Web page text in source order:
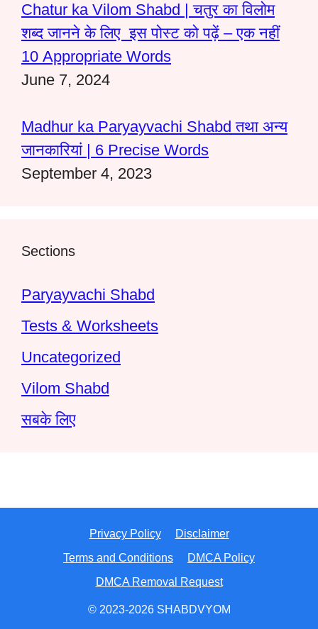
Chatur ka Vilom Shabd | चतुर का विलोम
शब्द जानने के लिए इस पोस्ट को पढ़ें – एक नहीं
10 Appropriate Words
June 7, 2024
Madhur ka Paryayvachi Shabd तथा अन्य
जानकारियां | 6 Precise Words
September 4, 2023
Sections
Paryayvachi Shabd
Tests & Worksheets
Uncategorized
Vilom Shabd
सबके लिए
Privacy Policy
Disclaimer
Terms and Conditions
DMCA Policy
DMCA Removal Request
© 2023-2026 SHABDVYOM